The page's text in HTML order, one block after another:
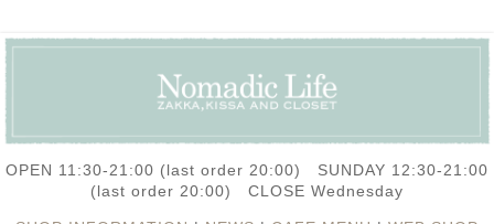
OPEN 11:30-21:00 (last order 20:00) SUNDAY 12:30-21:00
(last order 20:00) CLOSE Wednesday